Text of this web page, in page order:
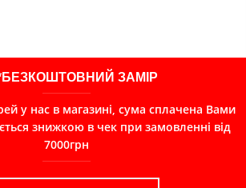
ЗАМІР
у нас в магазині, сума сплачена Вами
знижкою в чек при замовленні від
7000грн